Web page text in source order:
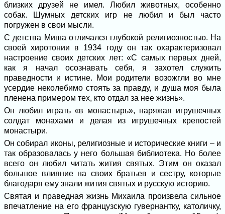
близких друзей не имел. Любил животных, особенно
собак. Шумных детских игр не любил и был часто
погружен в свои мысли.
С детства Миша отличался глубокой религиозностью. На
своей хиротонии в 1934 году он так охарактеризовал
настроение своих детских лет: «С самых первых дней,
как я начал осознавать себя, я захотел служить
праведности и истине. Мои родители возожгли во мне
усердие неколебимо стоять за правду, и душа моя была
пленена примером тех, кто отдал за нее жизнь».
Он любил играть «в монастырь», наряжая игрушечных
солдат монахами и делая из игрушечных крепостей
монастыри.
Он собирал иконы, религиозные и исторические книги – и
так образовалась у него большая библиотека. Но более
всего он любил читать жития святых. Этим он оказал
большое влияние на своих братьев и сестру, которые
благодаря ему знали жития святых и русскую историю.
Святая и праведная жизнь Михаила произвела сильное
впечатление на его французскую гувернантку, католичку,